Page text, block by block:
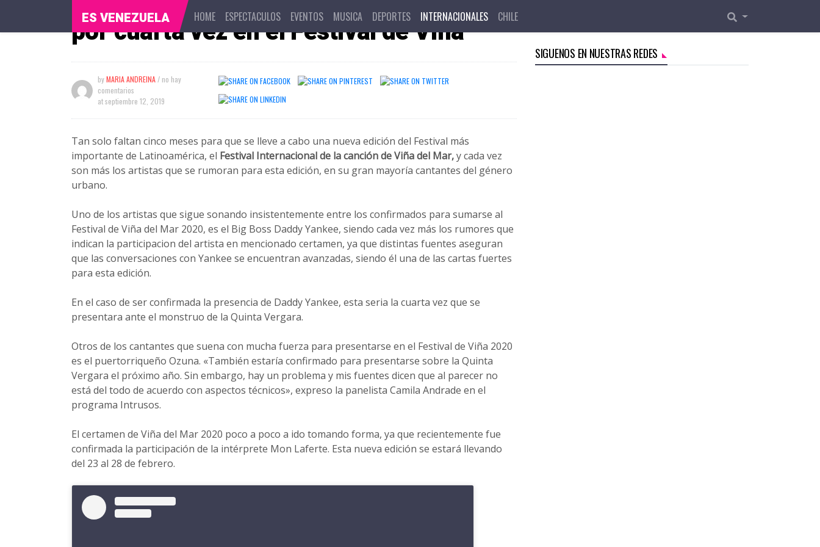
ES VENEZUELA HOME ESPECTACULOS EVENTOS MUSICA DEPORTES INTERNACIONALES CHILE
por cuarta vez en el Festival de Viña
byMARIA ANDREINA / no hay
comentarios
atseptiembre 12, 2019
Tan solo faltan cinco meses para que se lleve a cabo una nueva edición del Festival más
importante de Latinoamérica, el Festival Internacional de la canción de Viña del Mar,y cada vez
son más los artistas que se rumoran para esta edición, en su gran mayoría cantantes del género
urbano.
Uno de los artistas que sigue sonando insistentemente entre los confirmados para sumarse al
Festival de Viña del Mar 2020, es el Big Boss Daddy Yankee, siendo cada vez más los rumores que
indican la participacion del artista en mencionado certamen, ya que distintas fuentes aseguran
que las conversaciones con Yankee se encuentran avanzadas, siendo él una de las cartas fuertes
para esta edición.
En el caso de ser confirmada la presencia de Daddy Yankee, esta seria la cuarta vez que se
presentara ante el monstruo de la Quinta Vergara.
Otros de los cantantes que suena con mucha fuerza para presentarse en el Festival de Viña 2020
es el puertorriqueño Ozuna. «También estaría confirmado para presentarse sobre la Quinta
Vergara el próximo año. Sin embargo, hay un problema y mis fuentes dicen que al parecer no
está del todo de acuerdo con aspectos técnicos», expreso la panelista Camila Andrade en el
programa Intrusos.
El certamen de Viña del Mar 2020 poco a poco a ido tomando forma, ya que recientemente fue
confirmada la participación de la intérprete Mon Laferte. Esta nueva edición se estará llevando
del 23 al 28 de febrero.
SIGUENOS EN NUESTRAS REDES